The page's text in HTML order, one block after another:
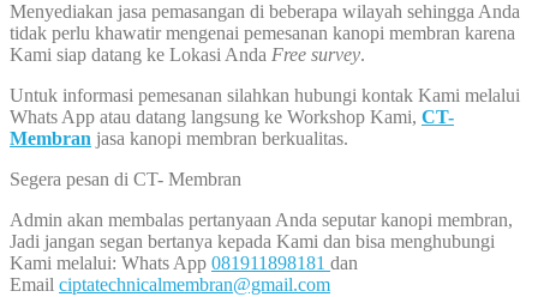
Menyediakan jasa pemasangan di beberapa wilayah sehingga Anda
tidak perlu khawatir mengenai pemesanan kanopi membran karena
Kami siap datang ke Lokasi Anda Free survey.
Untuk informasi pemesanan silahkan hubungi kontak Kami melalui
Whats App atau datang langsung ke Workshop Kami, CT-
Membran jasa kanopi membran berkualitas.
Segera pesan di CT- Membran
Admin akan membalas pertanyaan Anda seputar kanopi membran,
Jadi jangan segan bertanya kepada Kami dan bisa menghubungi
Kami melalui: Whats App 081911898181 dan
Email ciptatechnicalmembran@gmail.com